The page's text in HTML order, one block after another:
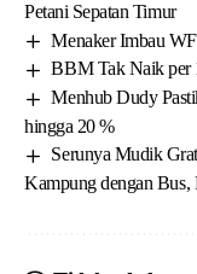
Petani Sepatan Timur
Menaker Imbau
BBM Tak Naik per
Menhub Dudy
hingga 20 %
Serunya Mudik
Kampung dengan Bus,